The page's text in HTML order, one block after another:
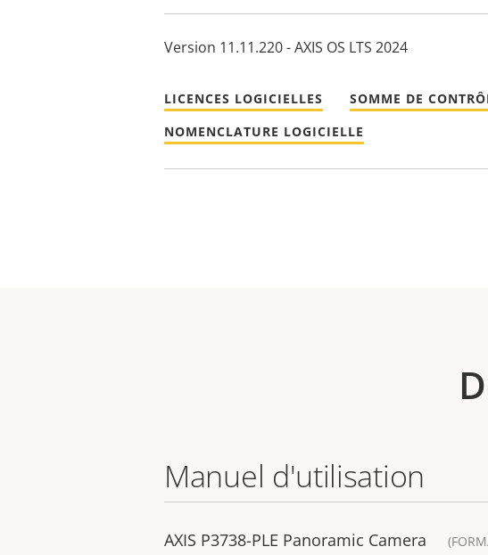
Version 11.11.220 - AXIS OS LTS 2024
LICENCES LOGICIELLES
SOMME DE
NOMENCLATURE LOGICIELLE
Manuel d'utilisation
AXIS P3738-PLE Panoramic Camera